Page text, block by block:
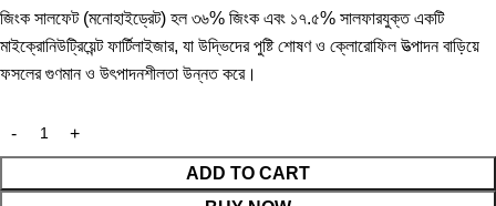
জিংক সালফেট (মনোহাইড্রেট) হল ৩৬% জিংক এবং ১৭.৫% সালফারযুক্ত একটি
মাইক্রোনিউট্রিয়েন্ট ফার্টিলাইজার, যা উদ্ভিদের পুষ্টি শোষণ ও ক্লোরোফিল উত্পাদন বাড়িয়ে
ফসলের গুণমান ও উৎপাদনশীলতা উন্নত করে।
ADD TO CART